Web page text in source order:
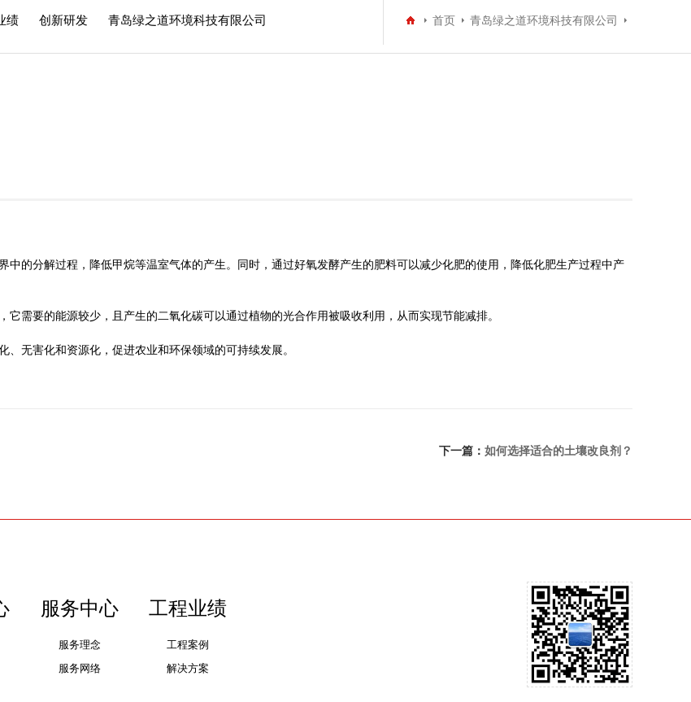
绩 创新研发 青岛绿之道环境科技有限公司 首页 青岛绿之道环境科技有限公司
的分解过程，降低甲烷等温室气体的产生。同时，通过好氧发酵产生的肥料可以减少化肥的使用，降低化肥生产过程中产
需要的能源较少，且产生的二氧化碳可以通过植物的光合作用被吸收利用，从而实现节能减排。
无害化和资源化，促进农业和环保领域的可持续发展。
下一篇： 如何选择适合的土壤改良剂？
服务中心
服务理念
服务网络
工程业绩
工程案例
解决方案